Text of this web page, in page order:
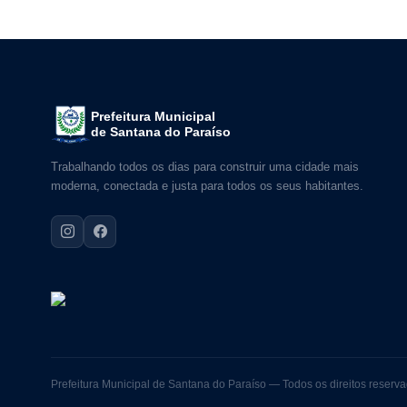
Prefeitura Municipal
de Santana do Paraíso
Trabalhando todos os dias para construir uma cidade mais
moderna, conectada e justa para todos os seus habitantes.
Prefeitura Municipal de Santana do Paraíso — Todos os direitos